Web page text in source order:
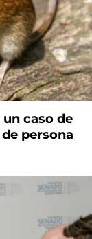
caso de
persona